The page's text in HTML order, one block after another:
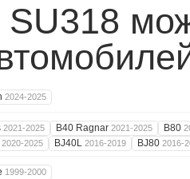
2024-2025
2021-2025 B40 Ragnar 2021-2025 B80
2020-2025 BJ40L 2016-2019 BJ80 2016-
1999-2000